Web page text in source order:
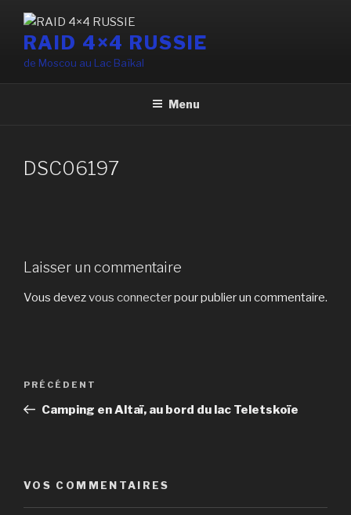
contenu
principal
RAID 4×4 RUSSIE
de Moscou au Lac Baïkal
Menu
DSC06197
Laisser un commentaire
Vous devezvous connecterpour publier un commentaire.
Navigation
l’article
Article
précédent
PRÉCÉDENT
Camping en Altaï, au bord du lac Teletskoïe
VOS COMMENTAIRES